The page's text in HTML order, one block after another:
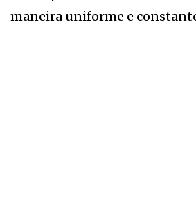
maneira uniforme e